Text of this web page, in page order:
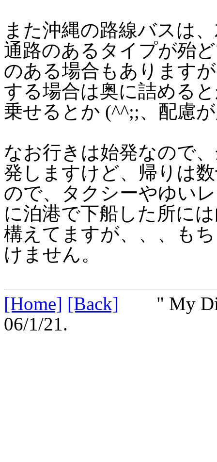
また沖縄の路線バスは
通路のあるタイプが殆
のある場合もあります
する場合は奥に詰める
乗せるとか (^^;;、配慮
なお行きは始発なので
発しますけど、帰りは
ので、タクシーやゆい
に泊港で下船した所に
構えてますが、、、も
けません。
[Home] [Back] " My
06/1/21.